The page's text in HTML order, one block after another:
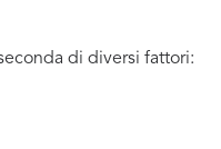
di diversi fattori: